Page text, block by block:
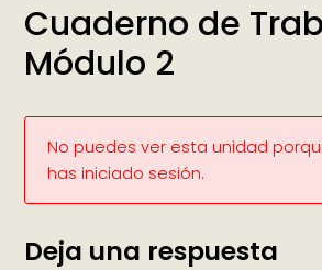
Cuaderno de
Módulo 2
No puedes ver esta unidad
has iniciado sesión.
Deja una respuesta